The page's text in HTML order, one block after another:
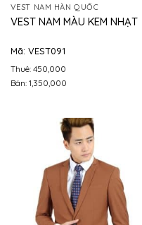
VEST NAM HÀN QUỐC
VEST NAM MÀU KEM NHẠT
Mã: VEST091
Thuê: 450,000
Bán: 1,350,000